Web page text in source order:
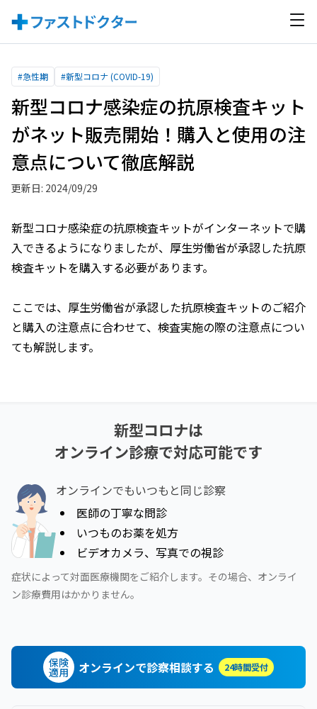
#急性期 #新型コロナ (COVID-19)
新型コロナ感染症の抗原検査キット
がネット販売開始！購入と使用の注
意点について徹底解説
更新日: 2024/09/29
新型コロナ感染症の抗原検査キットがインターネットで購
入できるようになりましたが、厚生労働省が承認した抗原
検査キットを購入する必要があります。
ここでは、厚生労働省が承認した抗原検査キットのご紹介
と購入の注意点に合わせて、検査実施の際の注意点につい
ても解説します。
新型コロナは
オンライン診療で対応可能です
オンラインでもいつもと同じ診察
医師の丁寧な問診
いつものお薬を処方
ビデオカメラ、写真での視診
症状によって対面医療機関をご紹介します。その場合、オンライ
ン診療費用はかかりません。
保険
適用 オンラインで診察相談する 24時間受付